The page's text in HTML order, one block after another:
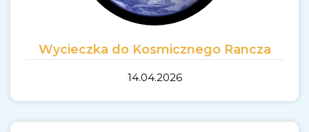
Wycieczka do Kosmicznego Rancza
14.04.2026